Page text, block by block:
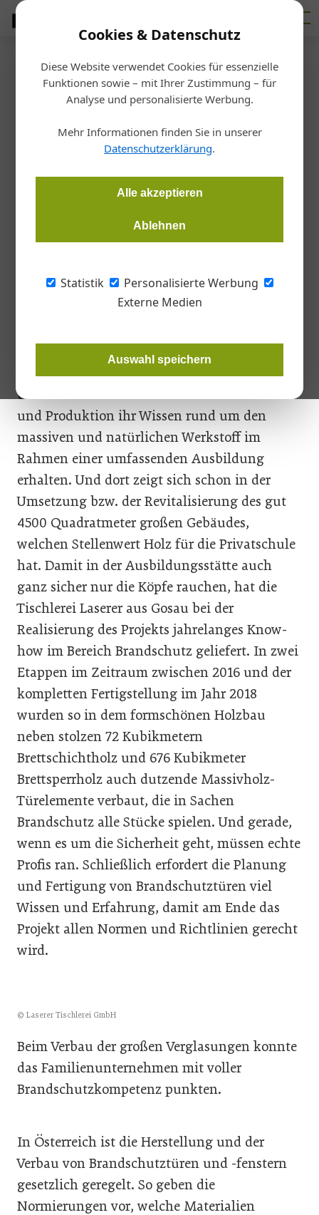
Cookies & Datenschutz
Diese Website verwendet Cookies für essenzielle
Funktionen sowie – mit Ihrer Zustimmung – für
Analyse und personalisierte Werbung.
Mehr Informationen finden Sie in unserer
Datenschutzerklärung.
Alle akzeptieren
Ablehnen
Statistik
Personalisierte Werbung
Externe Medien
Auswahl speichern
Startseite /Bauen
Objektbericht
Massiv schöner Brandschutz
03.03.2021, 17:42 Uhr
seine schützenden Vorzüge ausspielen kann.
Salzach und inmitten der Erlebnisregion
Tennengau sind echte Holzwürmer zuhause:
Schülerinnen und Schüler in der Fachschule
für Holzwirtschaft, der HTL für Holztechnik
und der Werkmeisterschule für Holztechnik
und Produktion ihr Wissen rund um den
massiven und natürlichen Werkstoff im
Rahmen einer umfassenden Ausbildung
erhalten. Und dort zeigt sich schon in der
Umsetzung bzw. der Revitalisierung des gut
4500 Quadratmeter großen Gebäudes,
welchen Stellenwert Holz für die Privatschule
hat. Damit in der Ausbildungsstätte auch
ganz sicher nur die Köpfe rauchen, hat die
Tischlerei Laserer aus Gosau bei der
Realisierung des Projekts jahrelanges Know-
how im Bereich Brandschutz geliefert. In zwei
Etappen im Zeitraum zwischen 2016 und der
kompletten Fertigstellung im Jahr 2018
wurden so in dem formschönen Holzbau
neben stolzen 72 Kubikmetern
Brettschichtholz und 676 Kubikmeter
Brettsperrholz auch dutzende Massivholz-
Türelemente verbaut, die in Sachen
Brandschutz alle Stücke spielen. Und gerade,
wenn es um die Sicherheit geht, müssen echte
Profis ran. Schließlich erfordert die Planung
und Fertigung von Brandschutztüren viel
Wissen und Erfahrung, damit am Ende das
Projekt allen Normen und Richtlinien gerecht
wird.
© Laserer Tischlerei GmbH
Beim Verbau der großen Verglasungen konnte
das Familienunternehmen mit voller
Brandschutzkompetenz punkten.
In Österreich ist die Herstellung und der
Verbau von Brandschutztüren und -fenstern
gesetzlich geregelt. So geben die
Normierungen vor, welche Materialien